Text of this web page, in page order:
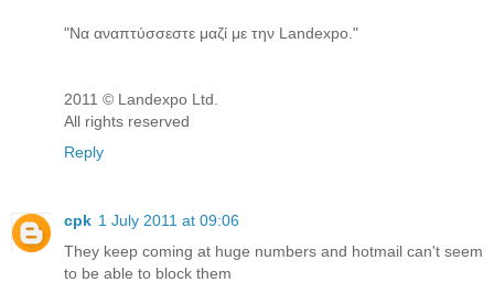
"Να αναπτύσσεστε μαζί με την Landexpo."
2011 © Landexpo Ltd.
All rights reserved
Reply
cpk 1 July 2011 at 09:06
They keep coming at huge numbers and hotmail can't seem
to be able to block them